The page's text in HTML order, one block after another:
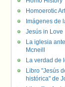
Homoerotic
Imágenes de
Jesús in Love
La iglesia
Mcneill
La verdad de
Libro "Jesús
histórica" de